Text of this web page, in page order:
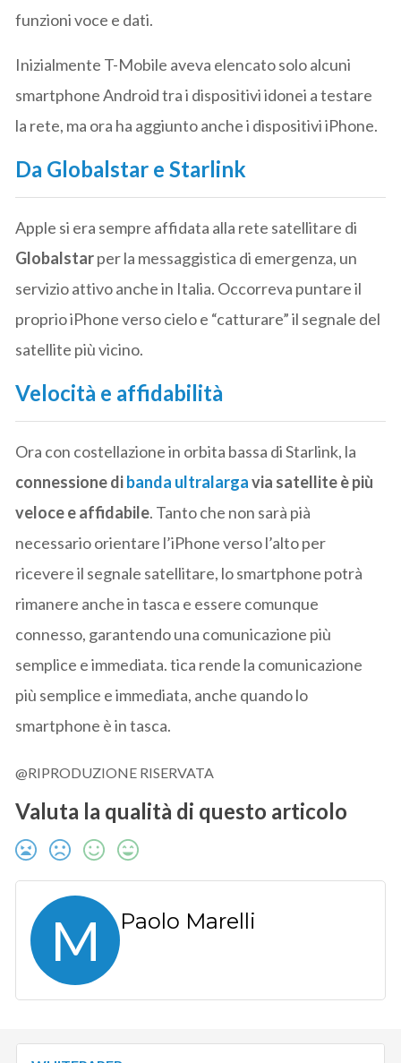
funzioni voce e dati.
Inizialmente T-Mobile aveva elencato solo alcuni
smartphone Android tra i dispositivi idonei a testare
la rete, ma ora ha aggiunto anche i dispositivi iPhone.
Da Globalstar e Starlink
Apple si era sempre affidata alla rete satellitare di
Globalstarper la messaggistica di emergenza, un
servizio attivo anche in Italia. Occorreva puntare il
proprio iPhone verso cielo e “catturare” il segnale del
satellite più vicino.
Velocità e affidabilità
Ora con costellazione in orbita bassa di Starlink, la
connessione dibanda ultralargavia satellite è più
veloce e affidabile. Tanto che non sarà pià
necessario orientare l’iPhone verso l’alto per
ricevere il segnale satellitare, lo smartphone potrà
rimanere anche in tasca e essere comunque
connesso, garantendo una comunicazione più
semplice e immediata. tica rende la comunicazione
più semplice e immediata, anche quando lo
smartphone è in tasca.
@RIPRODUZIONE RISERVATA
Valuta la qualità di questo articolo
M Paolo Marelli